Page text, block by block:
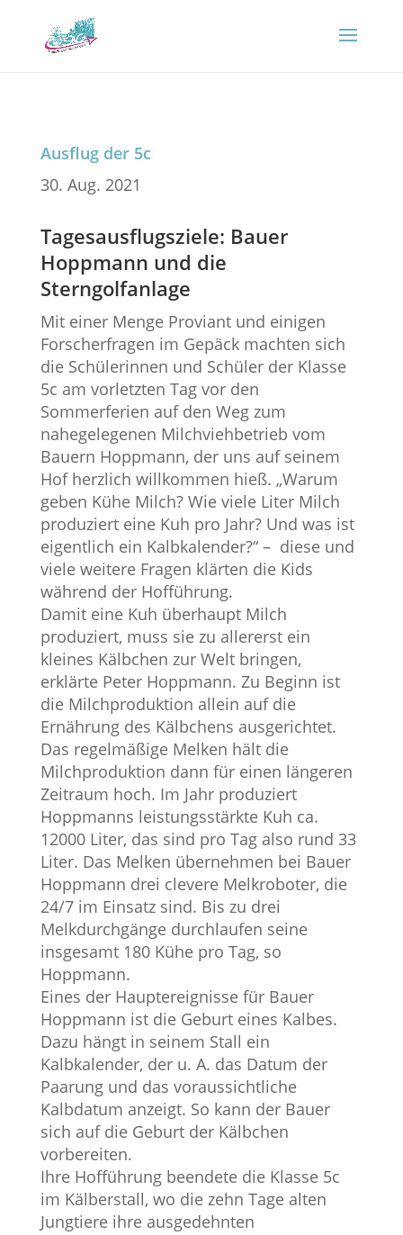
Ausflug der 5c
30. Aug. 2021
Tagesausflugsziele: Bauer
Hoppmann und die
Sterngolfanlage
Mit einer Menge Proviant und einigen
Forscherfragen im Gepäck machten sich
die Schülerinnen und Schüler der Klasse
5c am vorletzten Tag vor den
Sommerferien auf den Weg zum
nahegelegenen Milchviehbetrieb vom
Bauern Hoppmann, der uns auf seinem
Hof herzlich willkommen hieß. „Warum
geben Kühe Milch? Wie viele Liter Milch
produziert eine Kuh pro Jahr? Und was ist
eigentlich ein Kalbkalender?“ – diese und
viele weitere Fragen klärten die Kids
während der Hofführung.
Damit eine Kuh überhaupt Milch
produziert, muss sie zu allererst ein
kleines Kälbchen zur Welt bringen,
erklärte Peter Hoppmann. Zu Beginn ist
die Milchproduktion allein auf die
Ernährung des Kälbchens ausgerichtet.
Das regelmäßige Melken hält die
Milchproduktion dann für einen längeren
Zeitraum hoch. Im Jahr produziert
Hoppmanns leistungsstärkte Kuh ca.
12000 Liter, das sind pro Tag also rund 33
Liter. Das Melken übernehmen bei Bauer
Hoppmann drei clevere Melkroboter, die
24/7 im Einsatz sind. Bis zu drei
Melkdurchgänge durchlaufen seine
insgesamt 180 Kühe pro Tag, so
Hoppmann.
Eines der Hauptereignisse für Bauer
Hoppmann ist die Geburt eines Kalbes.
Dazu hängt in seinem Stall ein
Kalbkalender, der u. A. das Datum der
Paarung und das voraussichtliche
Kalbdatum anzeigt. So kann der Bauer
sich auf die Geburt der Kälbchen
vorbereiten.
Ihre Hofführung beendete die Klasse 5c
im Kälberstall, wo die zehn Tage alten
Jungtiere ihre ausgedehnten